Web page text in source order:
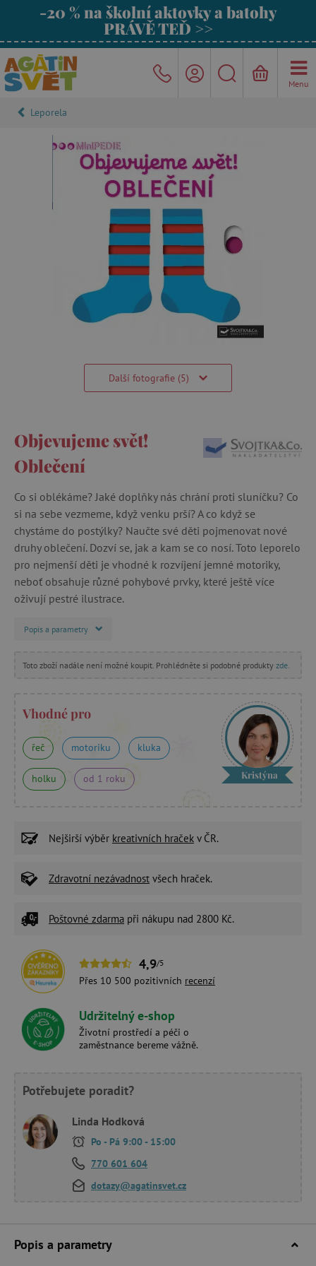
-20 % na školní aktovky a batohy
PRÁVĚ TEĎ >>
Menu
Leporela
Další fotografie (5)
Objevujeme svět!
Oblečení
Co si oblékáme? Jaké doplňky nás chrání proti sluníčku? Co
si na sebe vezmeme, když venku prší? A co když se
chystáme do postýlky? Naučte své děti pojmenovat nové
druhy oblečení. Dozví se, jak a kam se co nosí. Toto leporelo
pro nejmenší děti je vhodné k rozvíjení jemné motoriky,
neboť obsahuje různé pohybové prvky, které ještě více
oživují pestré ilustrace.
Popis a parametry
Toto zboží nadále není možné koupit. Prohlédněte si podobné produkty zde
Vhodné pro
řeč motoriku kluka
holku od 1 roku Kristýna
Nejširší výběr kreativních hraček v ČR.
Zdravotní nezávadnost všech hraček.
Poštovné zdarma při nákupu nad 2800 Kč.
4,9/5
Přes 10 500 pozitivních recenzí
Udržitelný e-shop
Životní prostředí a péči o
zaměstnance bereme vážně.
Potřebujete poradit?
Linda Hodková
Po - Pá 9:00 - 15:00
770 601 604
dotazy@agatinsvet.cz
Popis a parametry